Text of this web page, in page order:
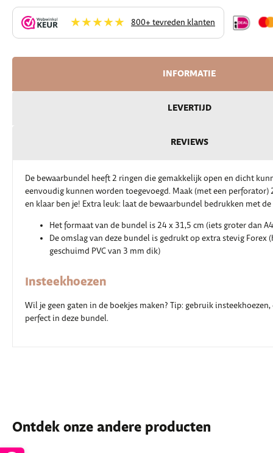
★★★★★ 800+ tevreden klanten
INFORMATIE
LEVERTIJD
REVIEWS
De bewaarbundel heeft 2 ringen die gemakkelijk open en dicht
eenvoudig kunnen worden toegevoegd. Maak (met een perforator)
en klaar ben je! Extra leuk: laat de bewaarbundel bedrukken met
Het formaat van de bundel is 24 x 31,5 cm (iets groter dan
De omslag van deze bundel is gedrukt op extra stevig Forex
geschuimd PVC van 3 mm dik)
Insteekhoezen
Wil je geen gaten in de boekjes maken? Tip: gebruik
perfect in deze bundel.
Ontdek onze andere producten